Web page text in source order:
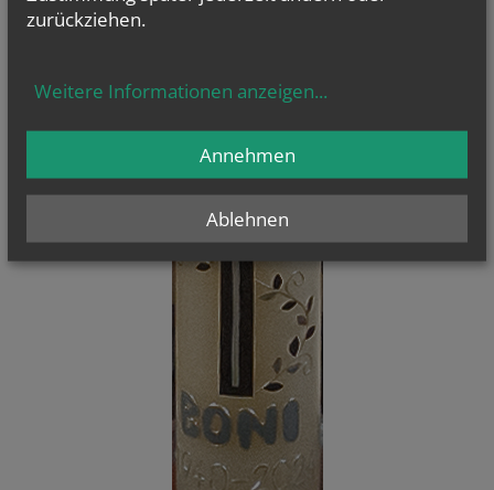
zurückziehen.
Weitere Informationen anzeigen...
Ablehnen
Annehmen